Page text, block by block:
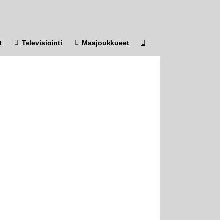
Televisiointi Maajoukkueet